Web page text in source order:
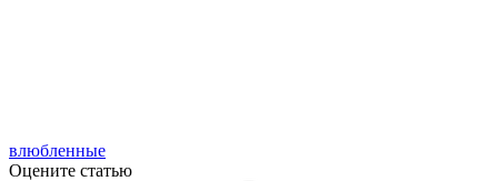
влюбленные
Оцените статью